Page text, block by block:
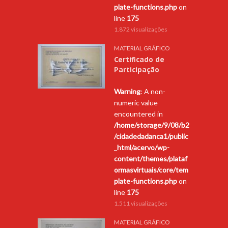
plate-functions.phpon
line 175
1.872 visualizações
MATERIAL GRÁFICO
Certificado de
Participação
Warning: A non-
numeric value
encountered in
/home/storage/9/08/b2
/cidadedadanca1/public
_html/acervo/wp-
content/themes/plataf
ormasvirtuais/core/tem
plate-functions.phpon
line 175
1.511 visualizações
MATERIAL GRÁFICO